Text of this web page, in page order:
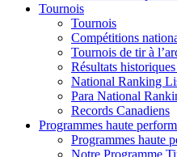
Tournois
Tournois
Compétitions
Tournois de tir à
Résultats
National Ranking
Para National
Records Canadiens
Programmes haute
Programmes haute